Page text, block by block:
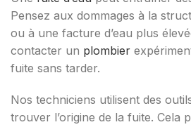
Pensez aux dommages à la
ou à une facture d’eau plus
contacter un plombier
fuite sans tarder.
Nos techniciens utilisent des
trouver l’origine de la fuite. Cela